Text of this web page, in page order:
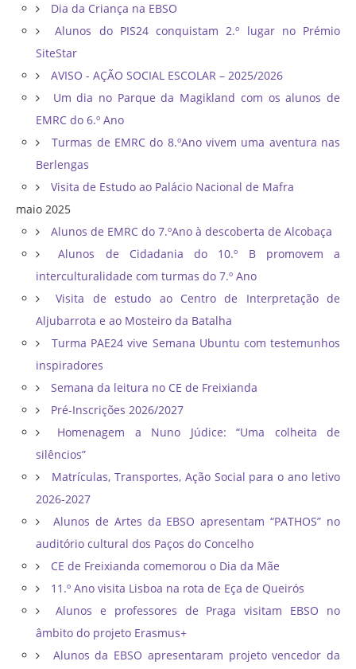
Dia da Criança na EBSO
Alunos do PIS24 conquistam 2.º lugar no Prémio
SiteStar
AVISO - AÇÃO SOCIAL ESCOLAR – 2025/2026
Um dia no Parque da Magikland com os alunos de
EMRC do 6.º Ano
Turmas de EMRC do 8.ºAno vivem uma aventura nas
Berlengas
Visita de Estudo ao Palácio Nacional de Mafra
maio 2025
Alunos de EMRC do 7.ºAno à descoberta de Alcobaça
Alunos de Cidadania do 10.º B promovem a
interculturalidade com turmas do 7.º Ano
Visita de estudo ao Centro de Interpretação de
Aljubarrota e ao Mosteiro da Batalha
Turma PAE24 vive Semana Ubuntu com testemunhos
inspiradores
Semana da leitura no CE de Freixianda
Pré-Inscrições 2026/2027
Homenagem a Nuno Júdice: “Uma colheita de
silêncios”
Matrículas, Transportes, Ação Social para o ano letivo
2026-2027
Alunos de Artes da EBSO apresentam “PATHOS” no
auditório cultural dos Paços do Concelho
CE de Freixianda comemorou o Dia da Mãe
11.º Ano visita Lisboa na rota de Eça de Queirós
Alunos e professores de Praga visitam EBSO no
âmbito do projeto Erasmus+
Alunos da EBSO apresentaram projeto vencedor da